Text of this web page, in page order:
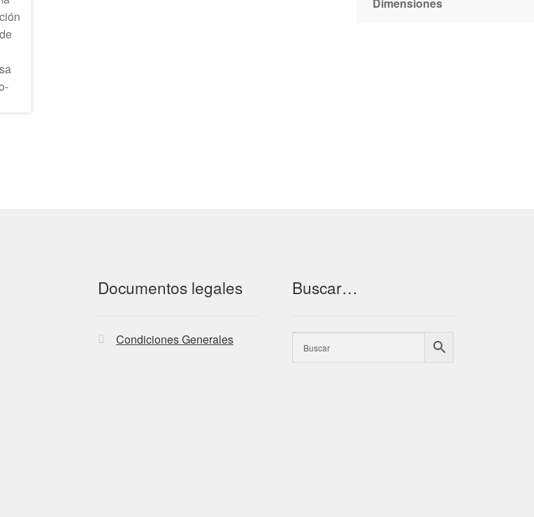
Documentos legales
Condiciones Generales
Buscar…